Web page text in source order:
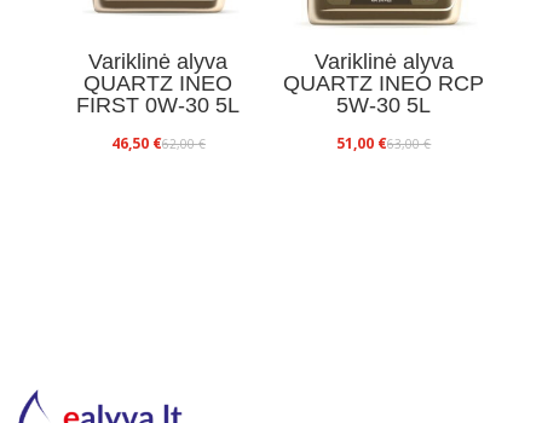
Variklinė alyva
QUARTZ INEO
FIRST 0W-30 5L
62,00€
Original
46,50 €Current
Variklinė alyva
QUARTZ INEO RCP
5W-30 5L
63,00€
Original
51,00 €Current